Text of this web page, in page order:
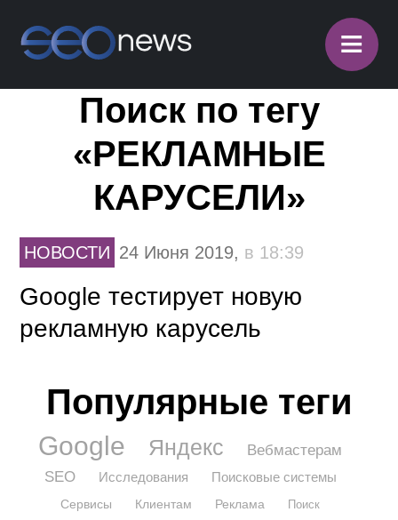
≡
Поиск по тегу
«РЕКЛАМНЫЕ
КАРУСЕЛИ»
НОВОСТИ 24 Июня 2019, в 18:39
Google тестирует новую
рекламную карусель
Популярные теги
Google Яндекс
Вебмастерам
SEO
Исследования Поисковые системы
Сервисы Клиентам Реклама
Поиск